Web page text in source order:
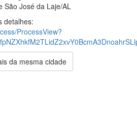
São José da Laje/AL
detalhes:
ProcessView?
da mesma cidade